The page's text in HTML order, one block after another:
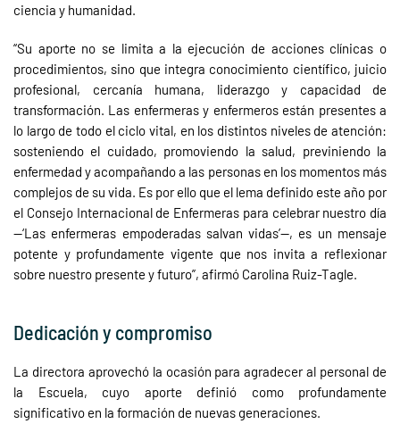
ciencia y humanidad.
“Su aporte no se limita a la ejecución de acciones clínicas o
procedimientos, sino que integra conocimiento científico, juicio
profesional, cercanía humana, liderazgo y capacidad de
transformación. Las enfermeras y enfermeros están presentes a
lo largo de todo el ciclo vital, en los distintos niveles de atención:
sosteniendo el cuidado, promoviendo la salud, previniendo la
enfermedad y acompañando a las personas en los momentos más
complejos de su vida. Es por ello que el lema definido este año por
el Consejo Internacional de Enfermeras para celebrar nuestro día
—‘Las enfermeras empoderadas salvan vidas’—, es un mensaje
potente y profundamente vigente que nos invita a reflexionar
sobre nuestro presente y futuro”, afirmó Carolina Ruiz-Tagle.
Dedicación y compromiso
La directora aprovechó la ocasión para agradecer al personal de
la Escuela, cuyo aporte definió como profundamente
significativo en la formación de nuevas generaciones.